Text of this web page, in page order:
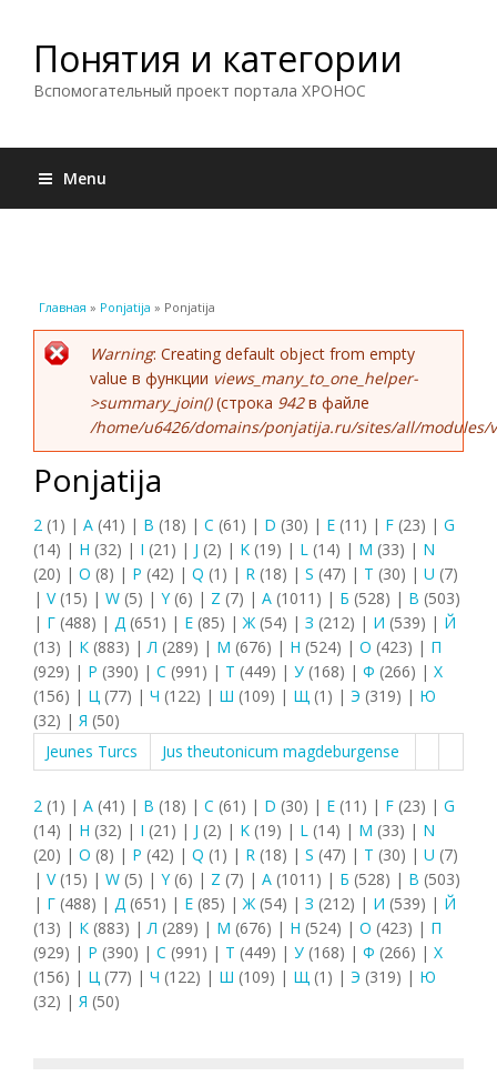
Понятия и категории
Вспомогательный проект портала ХРОНОС
Menu
Вы здесь
Главная » Ponjatija » Ponjatija
Сообщение об ошибке
Warning: Creating default object from empty
value в функции views_many_to_one_helper-
>summary_join()(строка 942в файле
/home/u6426/domains/ponjatija.ru/sites/all/modules/
Ponjatija
2 (1) | A (41) | B (18) | C (61) | D (30) | E (11) | F (23) | G
(14) | H (32) | I (21) | J (2) | K (19) | L (14) | M (33) | N
(20) | O (8) | P (42) | Q (1) | R (18) | S (47) | T (30) | U (7)
| V(15) | W (5) | Y(6) | Z (7) | А (1011) | Б (528) | В (503)
| Г (488) | Д (651) | Е (85) | Ж (54) | З (212) | И (539) | Й
(13) | К (883) | Л (289) | М (676) | Н (524) | О (423) | П
(929) | Р (390) | С (991) | Т (449) | У (168) | Ф (266) | Х
(156) | Ц (77) | Ч (122) | Ш (109) | Щ (1) | Э (319) | Ю
(32) | Я (50)
Jeunes Turcs
Jus theutonicum magdeburgense
2 (1) | A (41) | B (18) | C (61) | D (30) | E (11) | F (23) | G
(14) | H (32) | I (21) | J (2) | K (19) | L (14) | M (33) | N
(20) | O (8) | P (42) | Q (1) | R (18) | S (47) | T (30) | U (7)
| V(15) | W (5) | Y(6) | Z (7) | А (1011) | Б (528) | В (503)
| Г (488) | Д (651) | Е (85) | Ж (54) | З (212) | И (539) | Й
(13) | К (883) | Л (289) | М (676) | Н (524) | О (423) | П
(929) | Р (390) | С (991) | Т (449) | У (168) | Ф (266) | Х
(156) | Ц (77) | Ч (122) | Ш (109) | Щ (1) | Э (319) | Ю
(32) | Я (50)